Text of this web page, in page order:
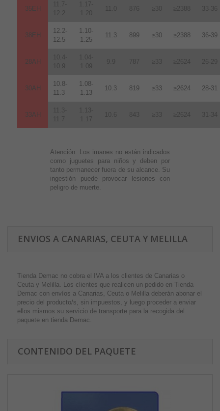
35EH
11.7-
12.2
1.17-
1.20
11.0 876 ≥30 ≥2388 33-36
38EH
12.2-
12.5
1.10-
1.25
11.3 899 ≥30 ≥2388 36-39
28AH
10.4-
10.9
1.04-
1.09
9.9 787 ≥33 ≥2624 26-29
30AH
10.8-
11.3
1.08-
1.13
10.3 819 ≥33 ≥2624 28-31
33AH
11.3-
11.7
1.13-
1.17
10.6 843 ≥33 ≥2624 31-34
Atención: Los imanes no están indicados
como juguetes para niños y deben por
tanto permanecer fuera de su alcance. Su
ingestión puede provocar lesiones con
peligro de muerte.
ENVIOS A CANARIAS, CEUTA Y MELILLA
Tienda Demac no cobra el IVA a los clientes de Canarias o
Ceuta y Melilla. Los clientes que realicen un pedido en Tienda
Demac con envíos a Canarias, Ceuta o Melilla deberán abonar el
precio del producto/s, sin impuestos, y luego proceder a enviar
ellos mismos su servicio de transporte para la recogida del
paquete en tienda Demac.
CONTENIDO DEL PAQUETE